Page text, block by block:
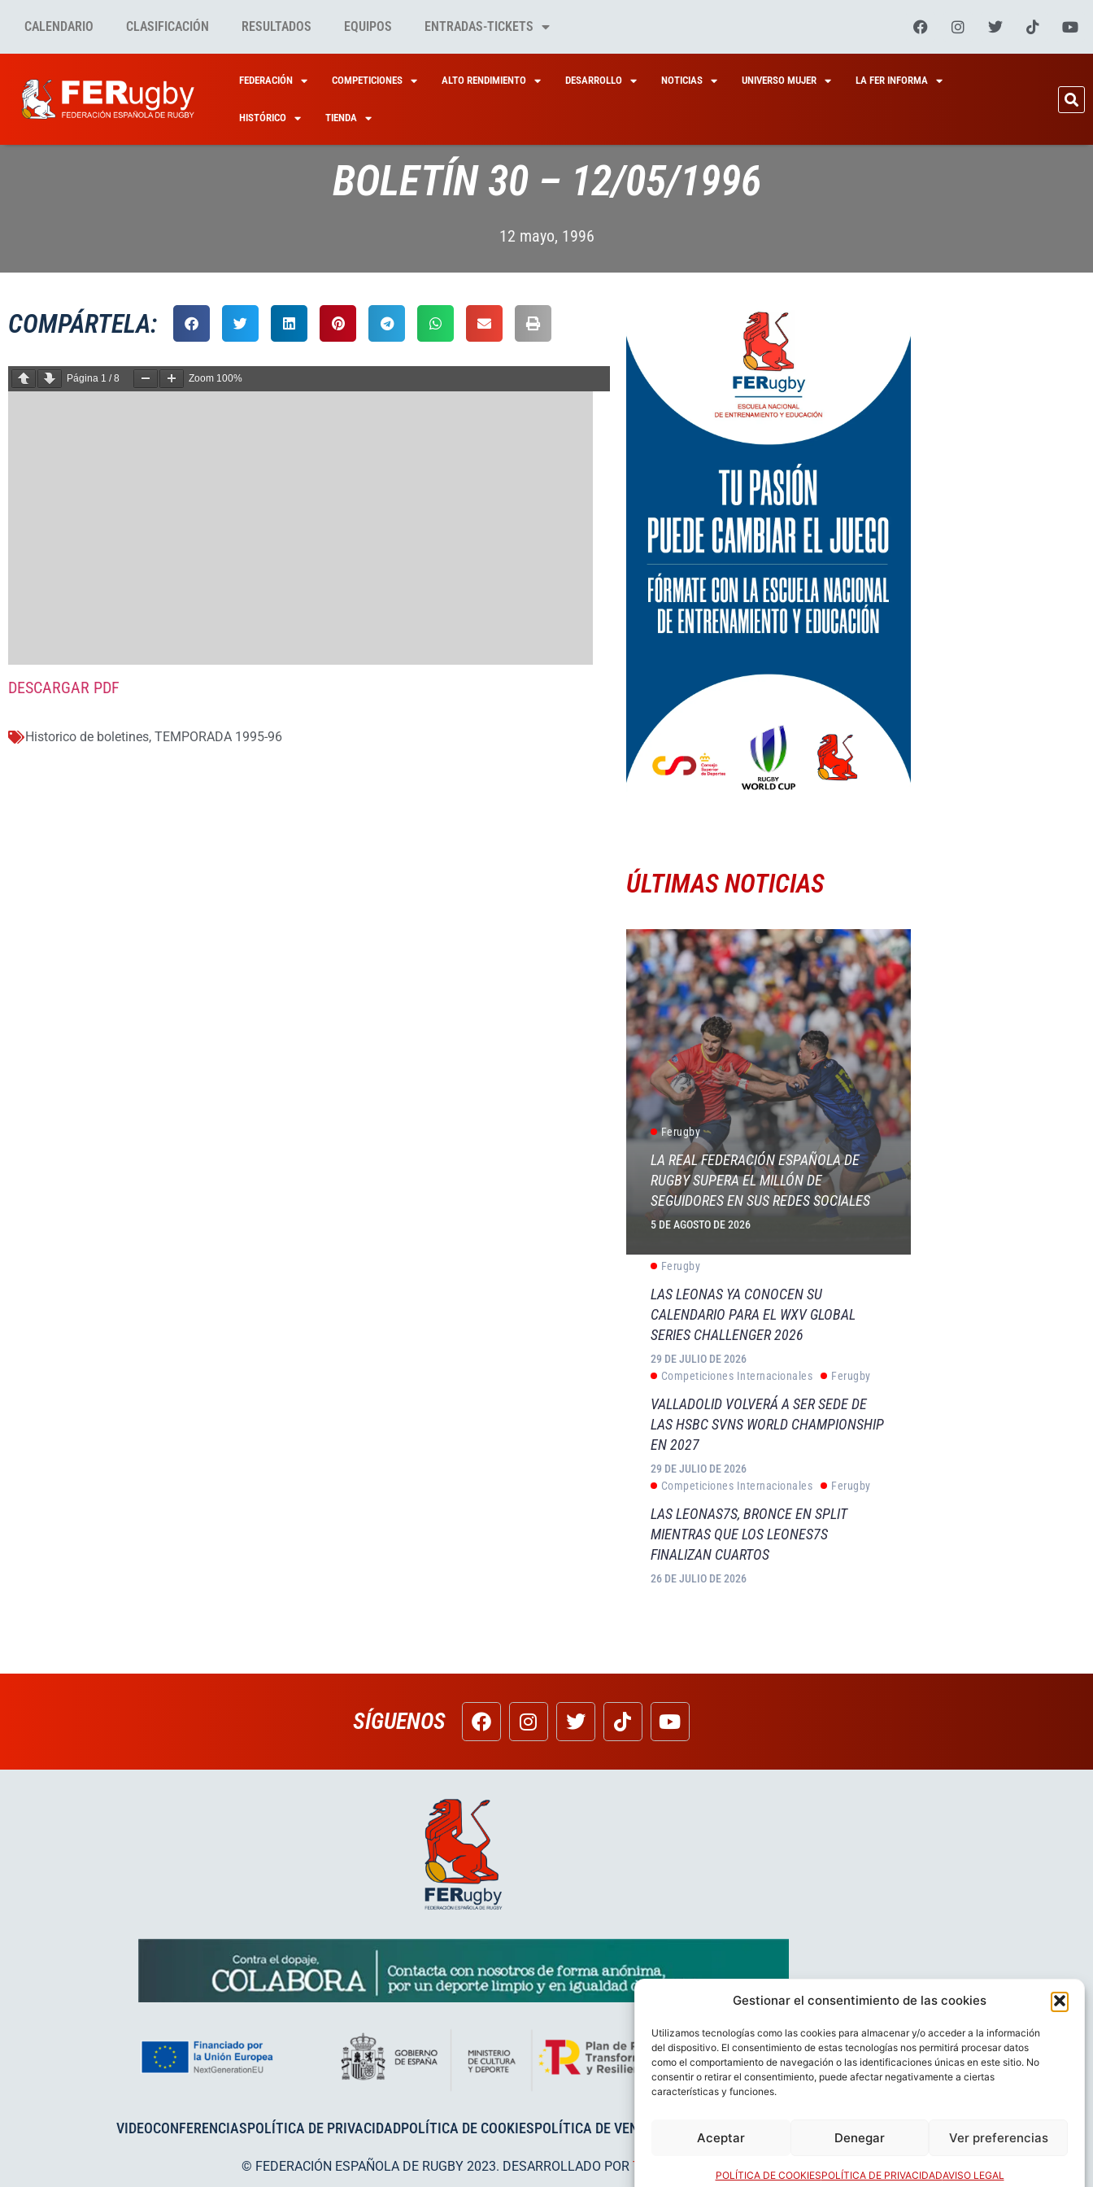
Gestionar el consentimiento de las cookies
Utilizamos tecnologías como las cookies para almacenar y/o acceder a la información
del dispositivo. El consentimiento de estas tecnologías nos permitirá procesar datos
como el comportamiento de navegación o las identificaciones únicas en este sitio. No
consentir o retirar el consentimiento, puede afectar negativamente a ciertas
características y funciones.
Aceptar Denegar Ver preferencias
POLÍTICA DE COOKIESPOLÍTICA DE PRIVACIDADAVISO LEGAL
CALENDARIO CLASIFICACIÓN RESULTADOS EQUIPOS ENTRADAS-TICKETS
FEDERACIÓN COMPETICIONES ALTO RENDIMIENTO DESARROLLO NOTICIAS UNIVERSO MUJER LA FER INFORMA
HISTÓRICO TIENDA
BOLETÍN 30 – 12/05/1996
12 mayo, 1996
COMPÁRTELA:
Página 1 /8 Zoom 100%
DESCARGAR PDF
Historico de boletines, TEMPORADA 1995-96
ÚLTIMAS NOTICIAS
Ferugby
LA REAL FEDERACIÓN ESPAÑOLA DE
RUGBY SUPERA EL MILLÓN DE
SEGUIDORES EN SUS REDES SOCIALES
5 DE AGOSTO DE 2026
Ferugby
LAS LEONAS YA CONOCEN SU
CALENDARIO PARA EL WXV GLOBAL
SERIES CHALLENGER 2026
29 DE JULIO DE 2026
Competiciones Internacionales
Ferugby
VALLADOLID VOLVERÁ A SER SEDE DE
LAS HSBC SVNS WORLD CHAMPIONSHIP
EN 2027
29 DE JULIO DE 2026
Competiciones Internacionales
Ferugby
LAS LEONAS7S, BRONCE EN SPLIT
MIENTRAS QUE LOS LEONES7S
FINALIZAN CUARTOS
26 DE JULIO DE 2026
SÍGUENOS
VIDEOCONFERENCIASPOLÍTICA DE PRIVACIDADPOLÍTICA DE COOKIESPOLÍTICA DE VENTAS
© FEDERACIÓN ESPAÑOLA DE RUGBY 2023. DESARROLLADO POR TOOOLS